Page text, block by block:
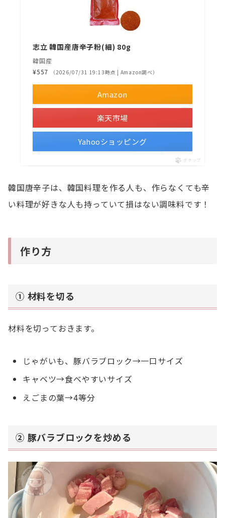
志立 韓国産唐辛子粉(細) 80g
韓国産
¥557
（2026/07/31 19:13時点 | Amazon調べ）
Amazon
楽天市場
Yahooショッピング
ポチップ
韓国唐辛子は、韓国料理を作る人も、作らなくても辛
い料理が好きな人も持っていて損はない調味料です！
作り方
① 材料を切る
材料を切っておきます。
じゃがいも、豚バラブロック→一口サイズ
キャベツ→食べやすいサイズ
えごまの葉→4等分
② 豚バラブロックを炒める